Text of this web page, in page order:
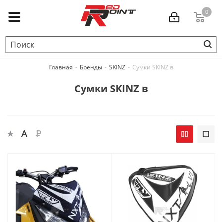
0
Главная - Бренды - SKINZ - Сумки SKINZ в
Сумки SKINZ в